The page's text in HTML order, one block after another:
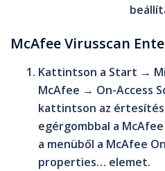
McAfee Virusscan
Kattintson a Start →
McAfee → On-Access
kattintson az
egérgombbal a McAfee
a menüből a McAfee
properties… elemet.